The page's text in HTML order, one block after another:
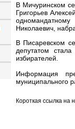
В Мичуринском
Григорьев
Николаевич,
В Писаревском
депутатом
избирателей.
Информация
муниципального
Короткая ссылка на